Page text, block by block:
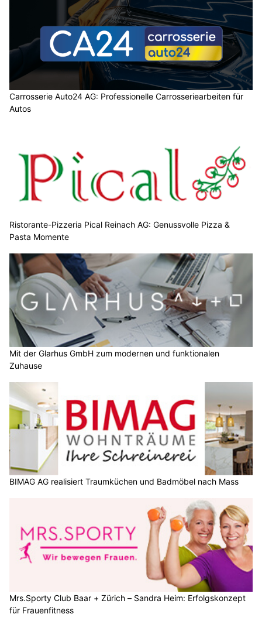
Carrosserie Auto24 AG: Professionelle Carrosseriearbeiten für
Autos
Ristorante-Pizzeria Pical Reinach AG: Genussvolle Pizza &
Pasta Momente
Mit der Glarhus GmbH zum modernen und funktionalen
Zuhause
BIMAG AG realisiert Traumküchen und Badmöbel nach Mass
Mrs.Sporty Club Baar + Zürich – Sandra Heim: Erfolgskonzept
für Frauenfitness